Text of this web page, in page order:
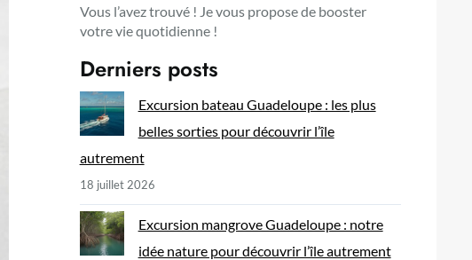
Vous l’avez trouvé ! Je vous propose de booster
votre vie quotidienne !
Derniers posts
Excursion bateau Guadeloupe : les plus
belles sorties pour découvrir l’île
autrement
18 juillet 2026
Excursion mangrove Guadeloupe : notre
idée nature pour découvrir l’île autrement